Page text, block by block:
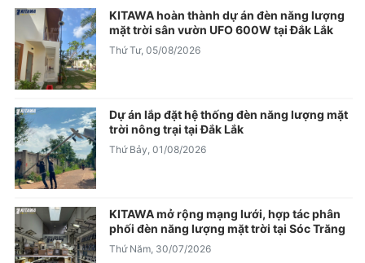
KITAWA hoàn thành dự án đèn năng lượng
mặt trời sân vườn UFO 600W tại Đắk Lắk
Thứ Tư, 05/08/2026
Dự án lắp đặt hệ thống đèn năng lượng mặt
trời nông trại tại Đắk Lắk
Thứ Bảy, 01/08/2026
KITAWA mở rộng mạng lưới, hợp tác phân
phối đèn năng lượng mặt trời tại Sóc Trăng
Thứ Năm, 30/07/2026